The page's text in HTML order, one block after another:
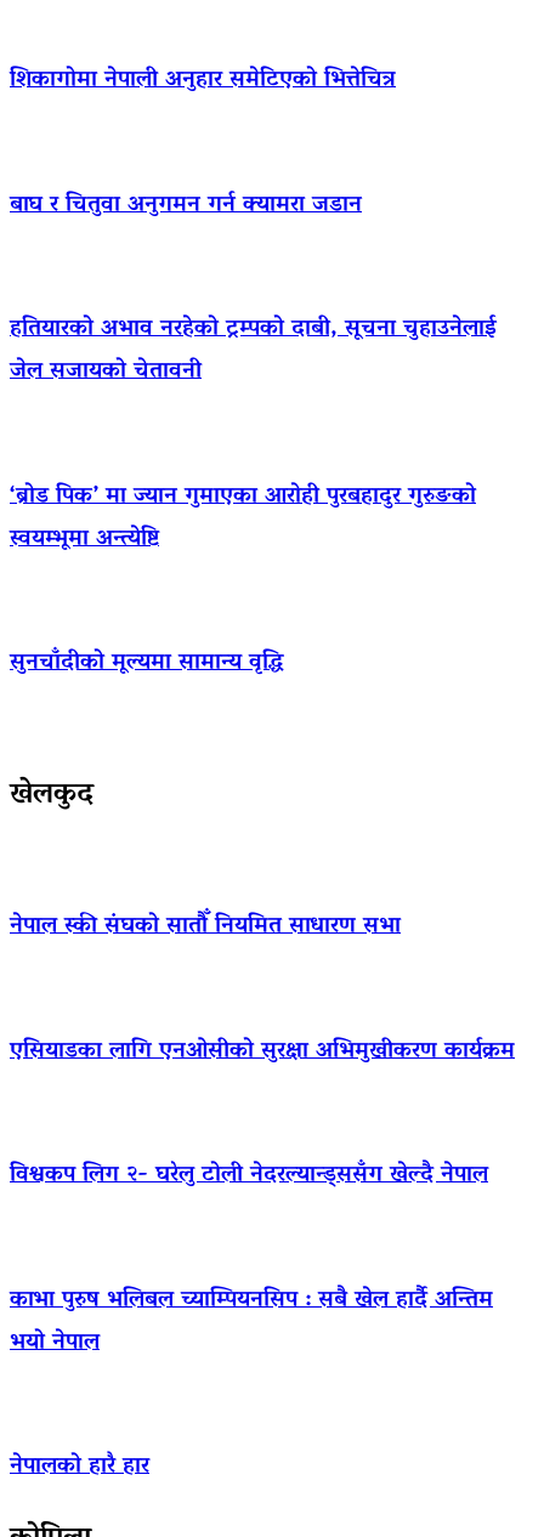
शिकागोमा नेपाली अनुहार समेटिएको भित्तेचित्र
बाघ र चितुवा अनुगमन गर्न क्यामरा जडान
हतियारको अभाव नरहेको ट्रम्पको दाबी, सूचना चुहाउनेलाई
जेल सजायको चेतावनी
‘ब्रोड पिक’ मा ज्यान गुमाएका आराेही पुरबहादुर गुरुङको
स्वयम्भूमा अन्त्येष्टि
सुनचाँदीको मूल्यमा सामान्य वृद्धि
खेलकुद
नेपाल स्की संघको सातौँ नियमित साधारण सभा
एसियाडका लागि एनओसीको सुरक्षा अभिमुखीकरण कार्यक्रम
विश्वकप लिग २- घरेलु टोली नेदरल्यान्ड्ससँग खेल्दै नेपाल
काभा पुरुष भलिबल च्याम्पियनसिप : सबै खेल हार्दै अन्तिम
भयो नेपाल
नेपालको हारै हार